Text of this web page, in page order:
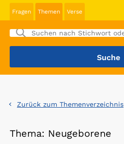
Fragen Themen Verse
Zurück zum Themenverzeichnis
Thema: Neugeborene